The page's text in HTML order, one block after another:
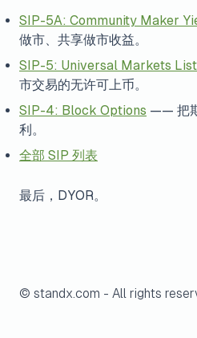
SIP-5A: Community Maker
做市、共享做市收益。
SIP-5: Universal Markets
市交易的无许可上币。
SIP-4: Block Options —— 把
利。
全部 SIP 列表
最后，DYOR。
© standx.com - All rights